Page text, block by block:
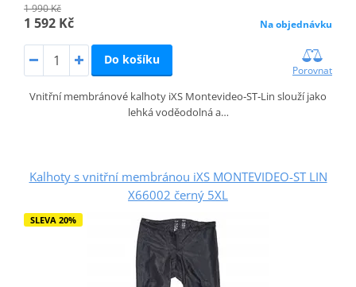
1 990 Kč
1 592 Kč Na objednávku
Do košíku
Porovnat
Vnitřní membránové kalhoty iXS Montevideo‑ST‑Lin slouží jako
lehká voděodolná a…
Kalhoty s vnitřní membránou iXS MONTEVIDEO-ST LIN
X66002 černý 5XL
SLEVA 20%